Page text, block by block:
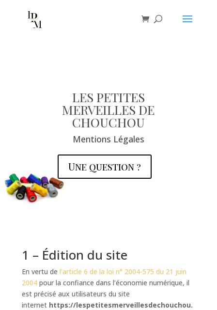
LES PETITES
MERVEILLES DE
CHOUCHOU
Mentions Légales
Une question ?
1 – Édition du site
En vertu de l’article 6 de la loi n° 2004-575 du 21 juin
2004 pour la confiance dans l’économie numérique, il
est précisé aux utilisateurs du site
internet https://lespetitesmerveillesdechouchou.